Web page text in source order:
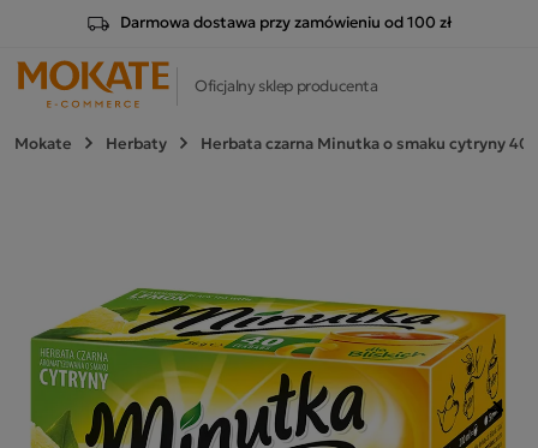
Darmowa dostawa przy zamówieniu od 100 zł
Oficjalny sklep producenta
Mokate Herbaty Herbata czarna Minutka o smaku cytryny 40